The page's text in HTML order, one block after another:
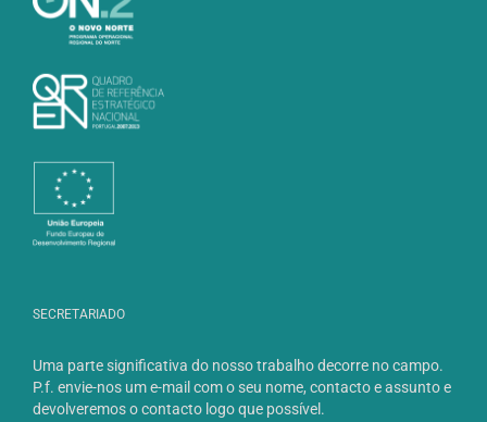
SECRETARIADO
Uma parte significativa do nosso trabalho decorre no campo.
P.f. envie-nos um e-mail com o seu nome, contacto e assunto e
devolveremos o contacto logo que possível.